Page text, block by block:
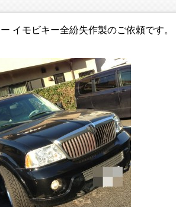
イモビキー全紛失作製のご依頼です。